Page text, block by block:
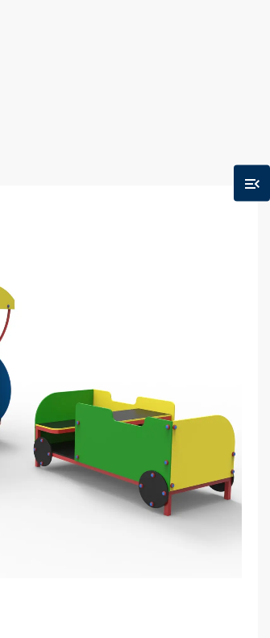
menu_open